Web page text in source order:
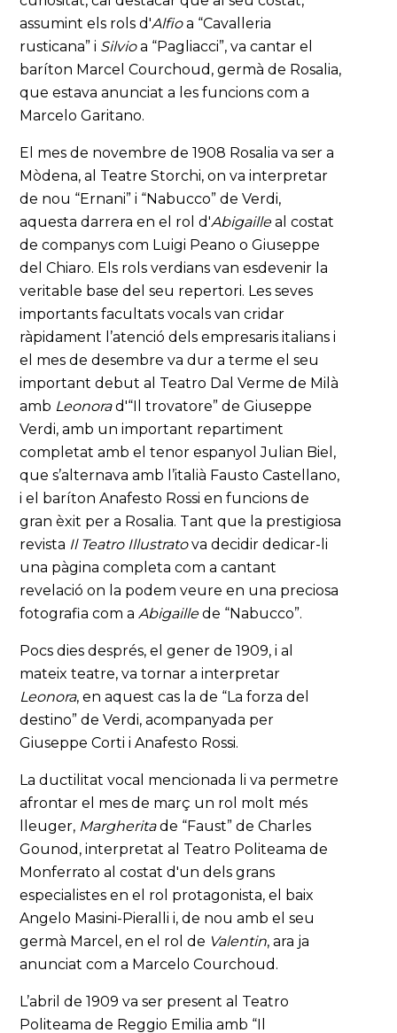
assumint els rols d'Alfioa “Cavalleria
rusticana” i Silvioa “Pagliacci”, va cantar el
baríton Marcel Courchoud, germà de Rosalia,
que estava anunciat a les funcions com a
Marcelo Garitano.
El mes de novembre de 1908 Rosalia va ser a
Mòdena, al Teatre Storchi, on va interpretar
de nou “Ernani” i “Nabucco” de Verdi,
aquesta darrera en el rol d'Abigailleal costat
de companys com Luigi Peano o Giuseppe
del Chiaro. Els rols verdians van esdevenir la
veritable base del seu repertori. Les seves
importants facultats vocals van cridar
ràpidament l’atenció dels empresaris italians i
el mes de desembre va dur a terme el seu
important debut al Teatro Dal Verme de Milà
amb Leonorad'“Il trovatore” de Giuseppe
Verdi, amb un important repartiment
completat amb el tenor espanyol Julian Biel,
que s’alternava amb l’italià Fausto Castellano,
i el baríton Anafesto Rossi en funcions de
gran èxit per a Rosalia. Tant que la prestigiosa
revista Il Teatro Illustratova decidir dedicar-li
una pàgina completa com a cantant
revelació on la podem veure en una preciosa
fotografia com aAbigaillede “Nabucco”.
Pocs dies després, el gener de 1909, i al
mateix teatre, va tornar a interpretar
Leonora, en aquest cas la de “La forza del
destino” de Verdi, acompanyada per
Giuseppe Corti i Anafesto Rossi.
La ductilitat vocal mencionada li va permetre
afrontar el mes de març un rol molt més
lleuger, Margheritade “Faust” de Charles
Gounod, interpretat al Teatro Politeama de
Monferrato al costat d'un dels grans
especialistes en el rol protagonista, el baix
Angelo Masini-Pieralli i, de nou amb el seu
germà Marcel, en el rol de Valentin, ara ja
anunciat com a Marcelo Courchoud.
L’abril de 1909 va ser present al Teatro
Politeama de Reggio Emilia amb “Il